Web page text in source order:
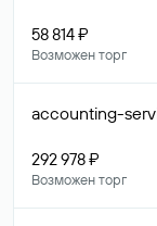
58 814 ₽
Возможен торг
accounting-
292 978 ₽
Возможен торг